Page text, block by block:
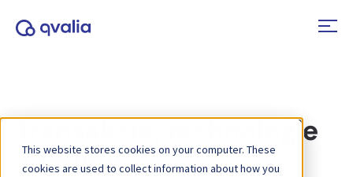
This website stores cookies on your computer. These
cookies are used to collect information about how you
Transakcie, technológie
a trendy